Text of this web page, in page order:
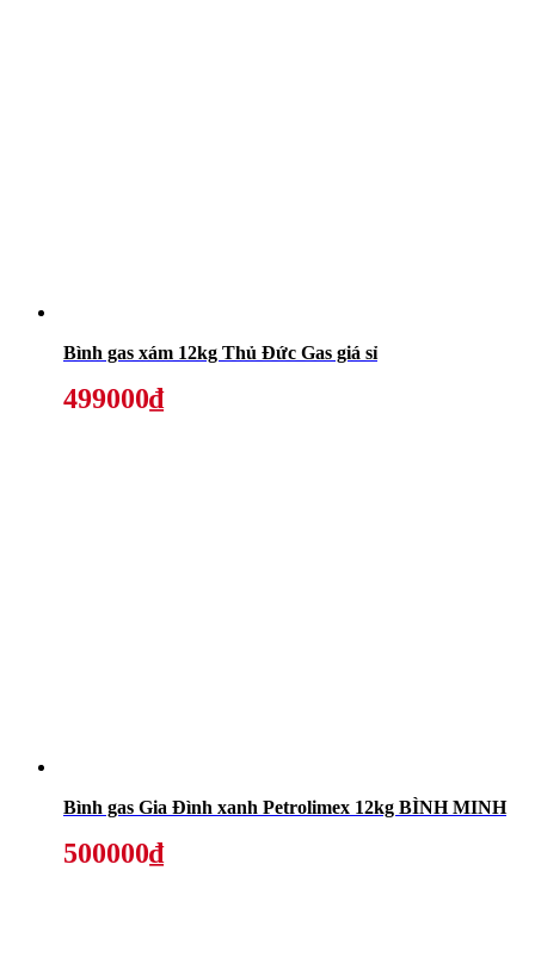
Bình gas xám 12kg Thủ Đức Gas giá sỉ
499000₫
Bình gas Gia Đình xanh Petrolimex 12kg BÌNH MINH
500000₫